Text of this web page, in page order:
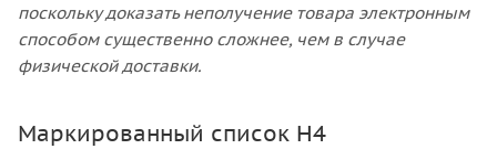
поскольку доказать неполучение товара электронным
способом существенно сложнее, чем в случае
физической доставки.
Маркированный список H4